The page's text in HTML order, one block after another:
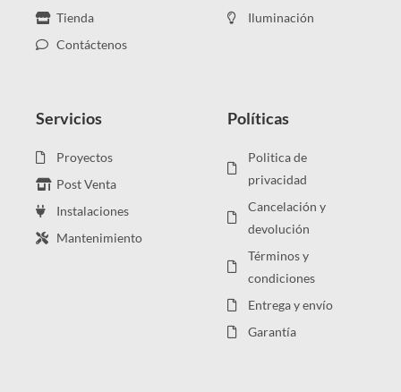
Tienda
Contáctenos
Iluminación
Servicios
Proyectos
Post Venta
Instalaciones
Mantenimiento
Políticas
Politica de
privacidad
Cancelación y
devolución
Términos y
condiciones
Entrega y envío
Garantía